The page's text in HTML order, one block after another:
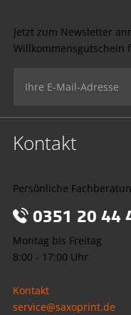
Jetzt zum Newsletter
Willkommensgutschein
Kontakt
Persönliche
0351 20 44
Montag bis Freitag
8:00 - 17:00 Uhr
Kontakt
service@saxoprint.de